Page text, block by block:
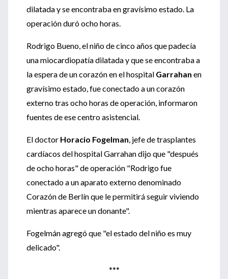
dilatada y se encontraba en gravísimo estado. La
operación duró ocho horas.
Rodrigo Bueno, el niño de cinco años que padecía
una miocardiopatía dilatada y que se encontraba a
la espera de un corazón en el hospital Garrahan en
gravísimo estado, fue conectado a un corazón
externo tras ocho horas de operación, informaron
fuentes de ese centro asistencial.
El doctor Horacio Fogelman, jefe de trasplantes
cardíacos del hospital Garrahan dijo que "después
de ocho horas" de operación "Rodrigo fue
conectado a un aparato externo denominado
Corazón de Berlín que le permitirá seguir viviendo
mientras aparece un donante".
Fogelmán agregó que "el estado del niño es muy
delicado".
***